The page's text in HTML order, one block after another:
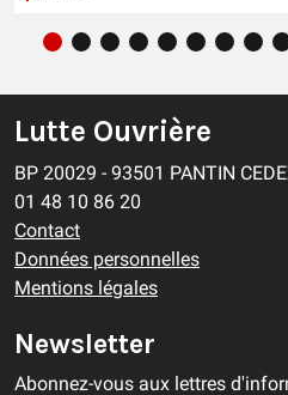
Lutte Ouvrière
BP 20029 - 93501 PANTIN
01 48 10 86 20
Contact
Données personnelles
Mentions légales
Newsletter
Abonnez-vous aux lettres